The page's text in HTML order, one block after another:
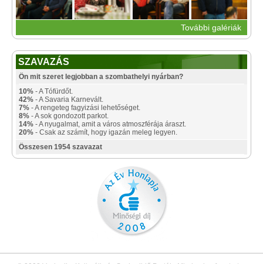
További galériák
SZAVAZÁS
Ön mit szeret legjobban a szombathelyi nyárban?
10% - A Tófürdőt.
42% - A Savaria Karnevált.
7% - A rengeteg fagyizási lehetőséget.
8% - A sok gondozott parkot.
14% - A nyugalmat, amit a város atmoszférája áraszt.
20% - Csak az számít, hogy igazán meleg legyen.
Összesen 1954 szavazat